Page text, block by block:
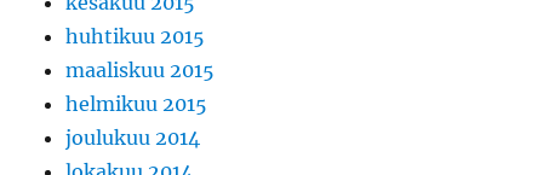
huhtikuu 2015
maaliskuu 2015
helmikuu 2015
joulukuu 2014